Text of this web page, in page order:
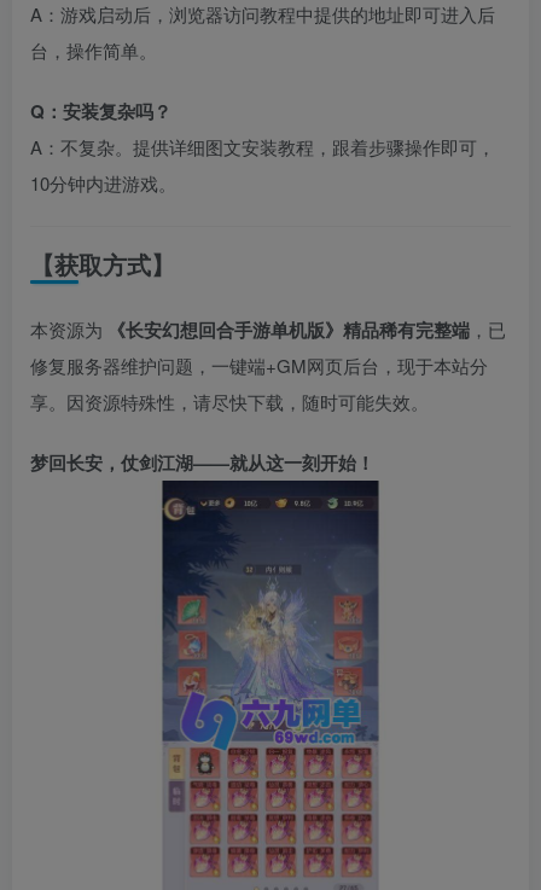
A：游戏启动后，浏览器访问教程中提供的地址即可进入后
台，操作简单。
Q：安装复杂吗？
A：不复杂。提供详细图文安装教程，跟着步骤操作即可，
10分钟内进游戏。
【获取方式】
本资源为 《长安幻想回合手游单机版》精品稀有完整端 ，已
修复服务器维护问题，一键端+GM网页后台，现于本站分
享。因资源特殊性，请尽快下载，随时可能失效。
梦回长安，仗剑江湖——就从这一刻开始！